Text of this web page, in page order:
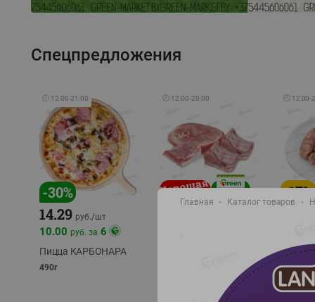
Спецпредложения
🕘 12:00-21:00
-30%
14.29 руб./шт
10.00 руб. за 6
Пицца КАРБОНАРА
490г
🕘 12:00-20:00
охлажденный 1 кг
🕘 12:00-
-17%
охлажд
Главная Каталог товаров